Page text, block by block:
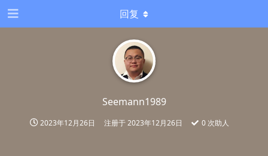
Seemann1989
2023年12月26日 注册于2023年12月26日 0 次助人
回复